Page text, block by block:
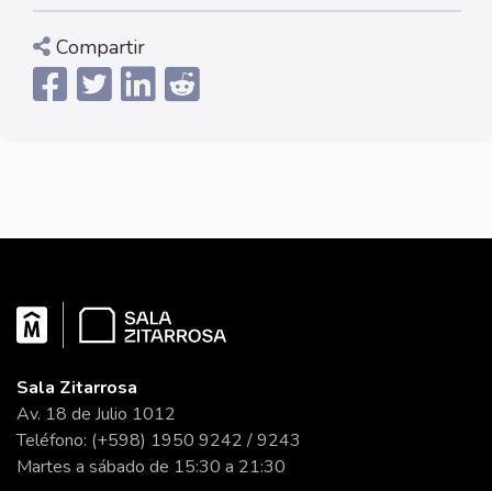
Compartir
Sala Zitarrosa
Av. 18 de Julio 1012
Teléfono: (+598) 1950 9242 / 9243
Martes a sábado de 15:30 a 21:30